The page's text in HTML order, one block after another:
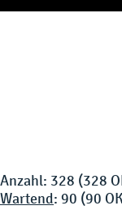
Anzahl: 328 (328
Wartend: 90 (90